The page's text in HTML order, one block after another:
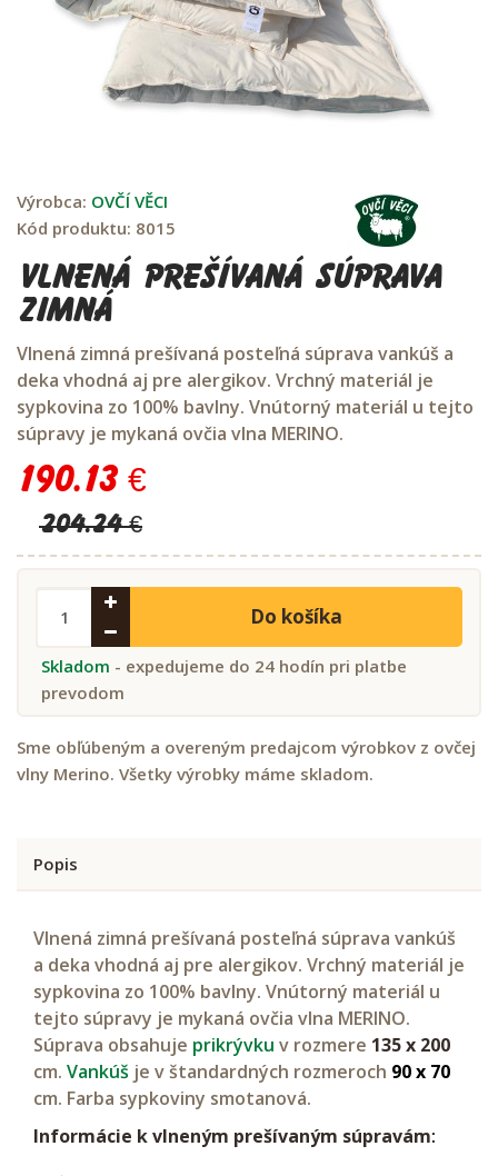
Výrobca: OVČÍ VĚCI
Kód produktu: 8015
Vlnená prešívaná súprava
zimná
Vlnená zimná prešívaná posteľná súprava vankúš a
deka vhodná aj pre alergikov. Vrchný materiál je
sypkovina zo 100% bavlny. Vnútorný materiál u tejto
súpravy je mykaná ovčia vlna MERINO.
190.13 €
204.24 €
Do košíka
Skladom - expedujeme do 24 hodín pri platbe
prevodom
Sme obľúbeným a overeným predajcom výrobkov z ovčej
vlny Merino. Všetky výrobky máme skladom.
Popis
Vlnená zimná prešívaná posteľná súprava vankúš
a deka vhodná aj pre alergikov. Vrchný materiál je
sypkovina zo 100% bavlny. Vnútorný materiál u
tejto súpravy je mykaná ovčia vlna MERINO.
Súprava obsahuje prikrývku v rozmere 135 x 200
cm. Vankúš je v štandardných rozmeroch 90 x 70
cm. Farba sypkoviny smotanová.
Informácie k vlneným prešívaným súpravám: